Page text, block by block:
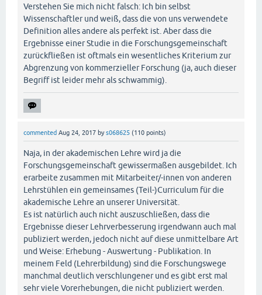
Verstehen Sie mich nicht falsch: Ich bin selbst
Wissenschaftler und weiß, dass die von uns verwendete
Definition alles andere als perfekt ist. Aber dass die
Ergebnisse einer Studie in die Forschungsgemeinschaft
zurückfließen ist oftmals ein wesentliches Kriterium zur
Abgrenzung von kommerzieller Forschung (ja, auch dieser
Begriff ist leider mehr als schwammig).
commented Aug 24, 2017 bys068625 (110 points)
Naja, in der akademischen Lehre wird ja die
Forschungsgemeinschaft gewissermaßen ausgebildet. Ich
erarbeite zusammen mit Mitarbeiter/-innen von anderen
Lehrstühlen ein gemeinsames (Teil-)Curriculum für die
akademische Lehre an unserer Universität.
Es ist natürlich auch nicht auszuschließen, dass die
Ergebnisse dieser Lehrverbesserung irgendwann auch mal
publiziert werden, jedoch nicht auf diese unmittelbare Art
und Weise: Erhebung - Auswertung - Publikation. In
meinem Feld (Lehrerbildung) sind die Forschungswege
manchmal deutlich verschlungener und es gibt erst mal
sehr viele Vorerhebungen, die nicht publiziert werden.